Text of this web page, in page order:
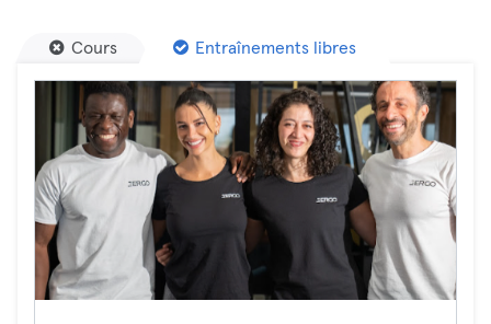
Cours Entraînements libres